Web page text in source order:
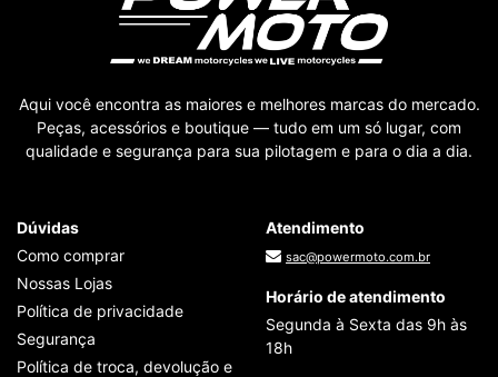
Aqui você encontra as maiores e melhores marcas do mercado.
Peças, acessórios e boutique — tudo em um só lugar, com
qualidade e segurança para sua pilotagem e para o dia a dia.
Dúvidas
Como comprar
Nossas Lojas
Política de privacidade
Segurança
Política de troca, devolução e
Atendimento
sac@powermoto.com.br
Horário de atendimento
Segunda à Sexta das 9h às
18h